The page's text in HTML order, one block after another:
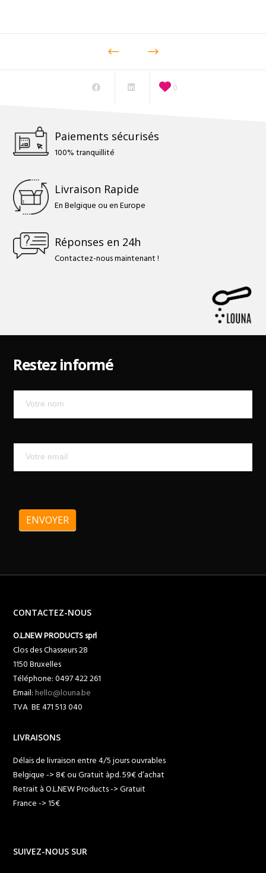
0
Paiements sécurisés
100% tranquillité
Livraison Rapide
En Belgique ou en Europe
Réponses en 24h
Contactez-nous maintenant !
Restez informé
ENVOYER
CONTACTEZ-NOUS
O.L.NEW PRODUCTS sprl
Clos des Chasseurs 28
1150 Bruxelles
Téléphone: 0497 422 261
Email:hello@louna.be
TVA BE 471 513 040
LIVRAISONS
Délais de livraison entre 4/5 jours ouvrables
Belgique -> 8€ ou Gratuit àpd. 59€ d’achat
Retrait à O.L.NEW Products -> Gratuit
France -> 15€
SUIVEZ-NOUS SUR